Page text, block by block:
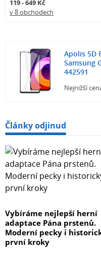
119 - 649 Kč
v 8 obchodech
Apolis 5D
Samsung
442591
Nejnižší
Články odjinud
Vybíráme nejlepší herní
adaptace Pána prstenů.
Moderní pecky i
první kroky